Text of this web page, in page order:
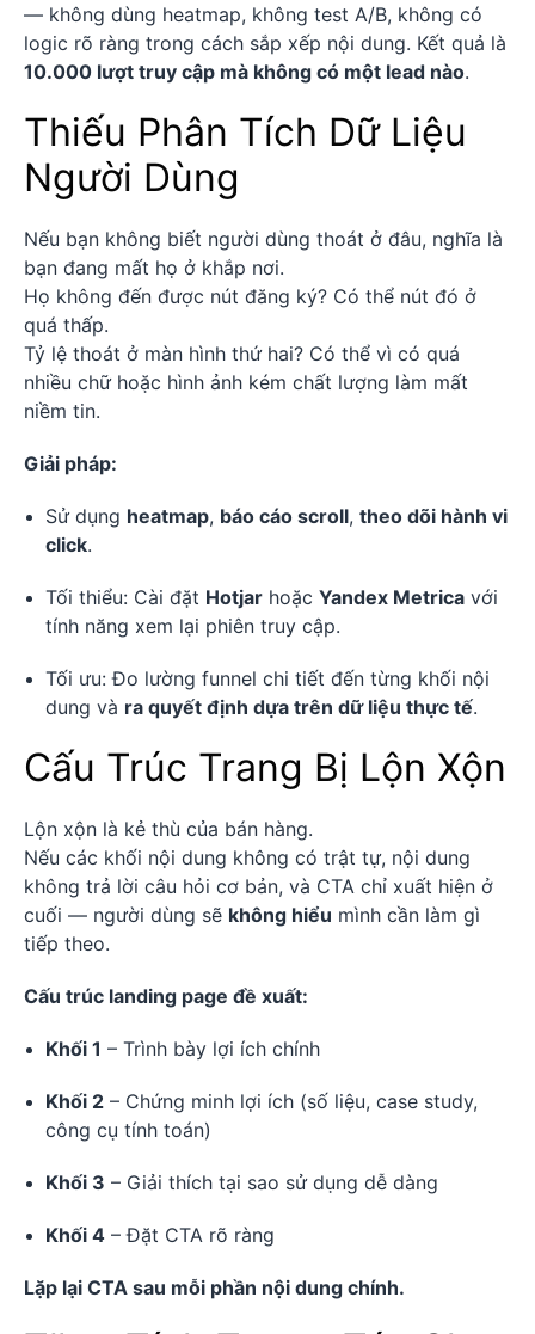
— không dùng heatmap, không test A/B, không có
logic rõ ràng trong cách sắp xếp nội dung. Kết quả là
10.000 lượt truy cập mà không có một lead nào.
Thiếu Phân Tích Dữ Liệu
Người Dùng
Nếu bạn không biết người dùng thoát ở đâu, nghĩa là
bạn đang mất họ ở khắp nơi.
Họ không đến được nút đăng ký? Có thể nút đó ở
quá thấp.
Tỷ lệ thoát ở màn hình thứ hai? Có thể vì có quá
nhiều chữ hoặc hình ảnh kém chất lượng làm mất
niềm tin.
Giải pháp:
Sử dụng heatmap, báo cáo scroll, theo dõi hành vi
click.
Tối thiểu: Cài đặt Hotjar hoặc Yandex Metrica với
tính năng xem lại phiên truy cập.
Tối ưu: Đo lường funnel chi tiết đến từng khối nội
dung và ra quyết định dựa trên dữ liệu thực tế.
Cấu Trúc Trang Bị Lộn Xộn
Lộn xộn là kẻ thù của bán hàng.
Nếu các khối nội dung không có trật tự, nội dung
không trả lời câu hỏi cơ bản, và CTA chỉ xuất hiện ở
cuối — người dùng sẽ không hiểu mình cần làm gì
tiếp theo.
Cấu trúc landing page đề xuất:
Khối 1 – Trình bày lợi ích chính
Khối 2 – Chứng minh lợi ích (số liệu, case study,
công cụ tính toán)
Khối 3 – Giải thích tại sao sử dụng dễ dàng
Khối 4 – Đặt CTA rõ ràng
Lặp lại CTA sau mỗi phần nội dung chính.